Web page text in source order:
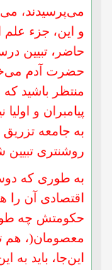
می‌پرسیدند،
و این، جزء علم
حاضر، تبیین
حضرت آدم
منتظر باشید
پیامبران و
به جامعه
روشنتری تبیین
به طوری که
اقتصادی آن را
حکومتش چه
معصومان(، هم
این‌جا، باید به